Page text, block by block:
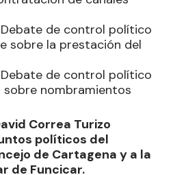
de control político
sobre la prestación del
de control político
nombramientos
Correa Turizo
políticos del
de Cartagena y a la
de Funcicar.